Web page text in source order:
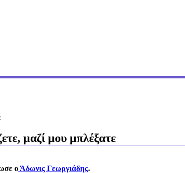
μαζί μου μπλέξατε
οΆδωνις Γεωργιάδης.